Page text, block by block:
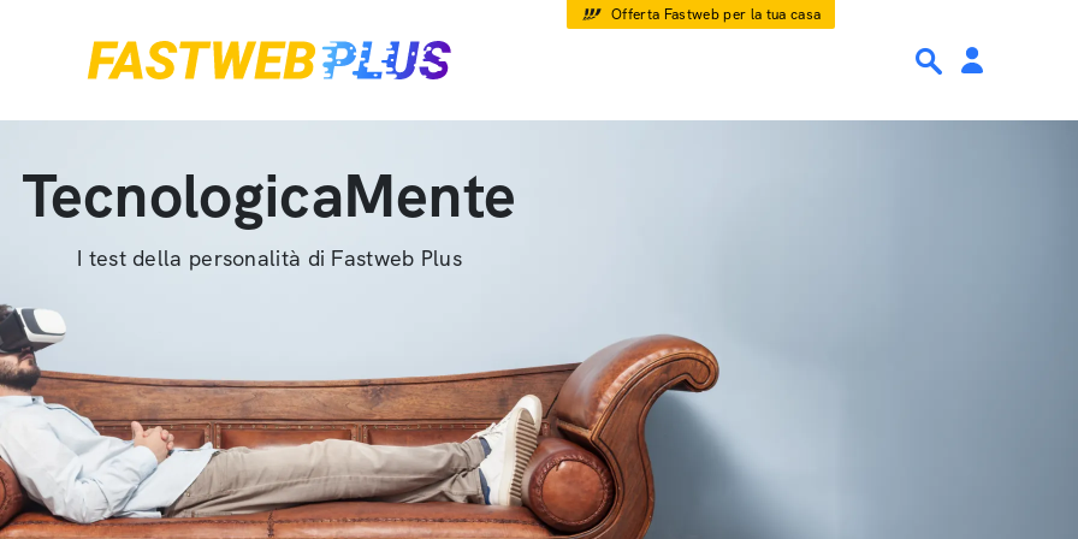
Offerta Fastweb per la tua casa
TecnologicaMente
I test della personalità di Fastweb Plus